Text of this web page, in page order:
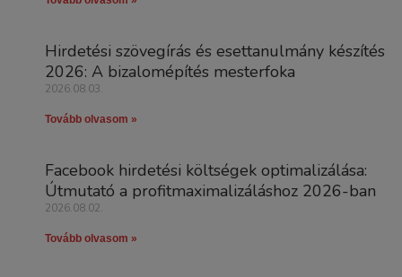
Hirdetési szövegírás és esettanulmány készítés
2026: A bizalomépítés mesterfoka
2026.08.03.
Tovább olvasom »
Facebook hirdetési költségek optimalizálása:
Útmutató a profitmaximalizáláshoz 2026-ban
2026.08.02.
Tovább olvasom »